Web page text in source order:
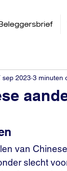
sep 2023 3 minuten
van
slecht